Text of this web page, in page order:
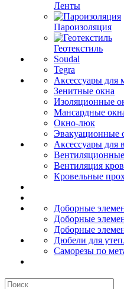
Ленты
Пароизоляция
Геотекстиль
Soudal
Tegra
Аксессуары для
Зенитные окна
Изоляционные
Мансардные
Окно-люк
Эвакуационные
Аксессуары для
Вентиляция
Кровельные
Доборные
Доборные
Доборные
Дюбели для
Саморезы по